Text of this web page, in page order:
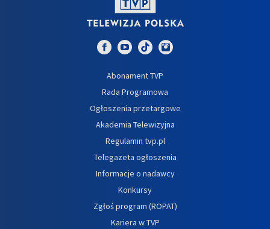
Abonament TVP
Rada Programowa
Ogłoszenia przetargowe
Akademia Telewizyjna
Regulamin tvp.pl
Telegazeta ogłoszenia
Informacje o nadawcy
Konkursy
Zgłoś program (ROPAT)
Kariera w TVP